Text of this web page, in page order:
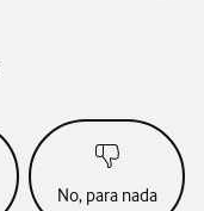
No, para nada